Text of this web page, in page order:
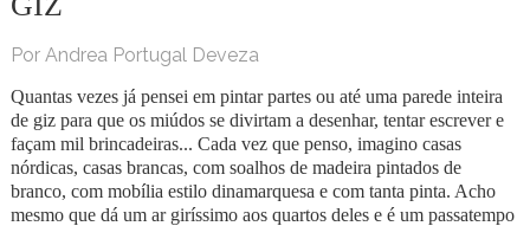
Por Andrea Portugal Deveza
Quantas vezes já pensei em pintar partes ou até uma parede inteira
de giz para que os miúdos se divirtam a desenhar, tentar escrever e
façam mil brincadeiras... Cada vez que penso, imagino casas
nórdicas, casas brancas, com soalhos de madeira pintados de
branco, com mobília estilo dinamarquesa e com tanta pinta. Acho
mesmo que dá um ar giríssimo aos quartos deles e é um passatempo